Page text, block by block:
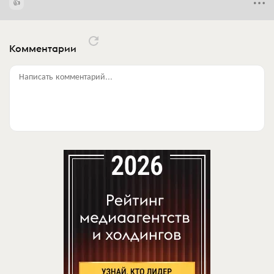
Комментарии
Написать комментарий...